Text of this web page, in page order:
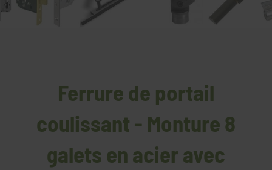
Ferrure de portail
coulissant - Monture 8
galets en acier avec